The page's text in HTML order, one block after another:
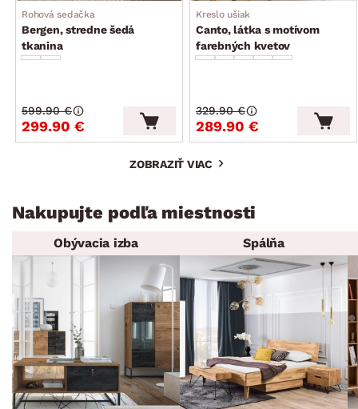
Rohová sedačka
Bergen, stredne šedá
tkanina
299.90 €
599.90 €
Kreslo ušiak
Canto, látka s motívom
farebných kvetov
289.90 €
329.90 €
ZOBRAZIŤ VIAC
Nakupujte podľa miestnosti
Obývacia izba Spálňa